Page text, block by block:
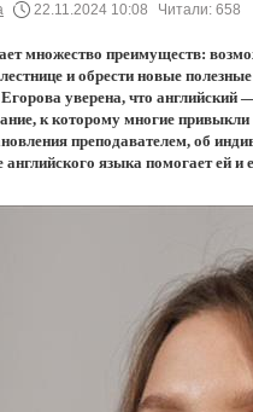
22.11.2024 10:08 Читали: 658
множество преимуществ:
и обрести новые
уверена, что английский
к которому многие
преподавателем, об
английского языка помогает ей